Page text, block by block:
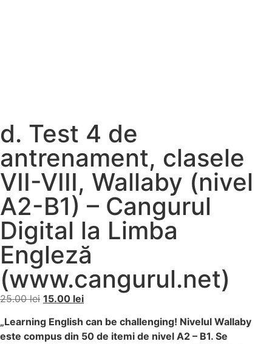
d. Test 4 de
antrenament, clasele
VII-VIII, Wallaby (nivel
A2-B1) – Cangurul
Digital la Limba
Engleză
(www.cangurul.net)
25.00lei 15.00 lei
„Learning English can be challenging! Nivelul Wallaby
este compus din 50 de itemi de nivel A2 – B1. Se